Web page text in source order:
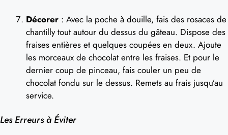
Décorer : Avec la poche à douille, fais des rosaces de
chantilly tout autour du dessus du gâteau. Dispose des
fraises entières et quelques coupées en deux. Ajoute
les morceaux de chocolat entre les fraises. Et pour le
dernier coup de pinceau, fais couler un peu de
chocolat fondu sur le dessus. Remets au frais jusqu’au
service.
Les Erreurs à Éviter